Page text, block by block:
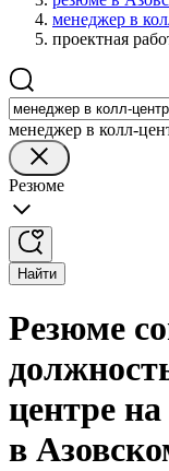
менеджер в
проектная
менеджер в колл-
Резюме
Найти
Резюме
центре
в